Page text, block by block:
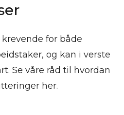
for både
og kan i verste
Se våre råd til hvordan
her.